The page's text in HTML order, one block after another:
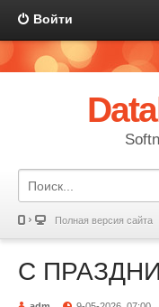
Войти
Полная версия сайта
С